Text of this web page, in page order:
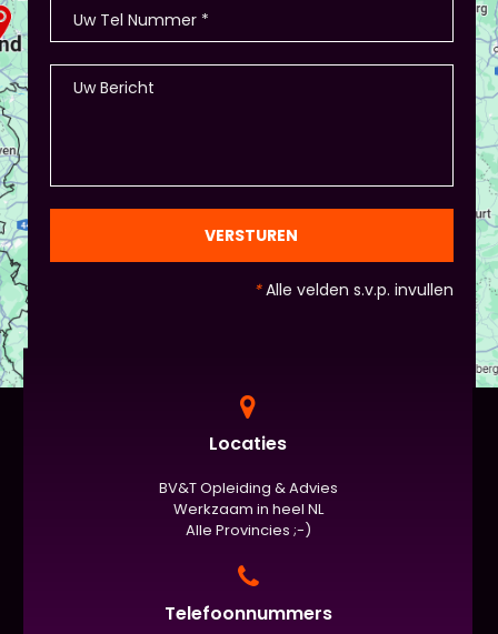
VERSTUREN
*Alle velden s.v.p. invullen
Locaties
BV&T Opleiding & Advies
Werkzaam in heel NL
Alle Provincies ;-)
Telefoonnummers